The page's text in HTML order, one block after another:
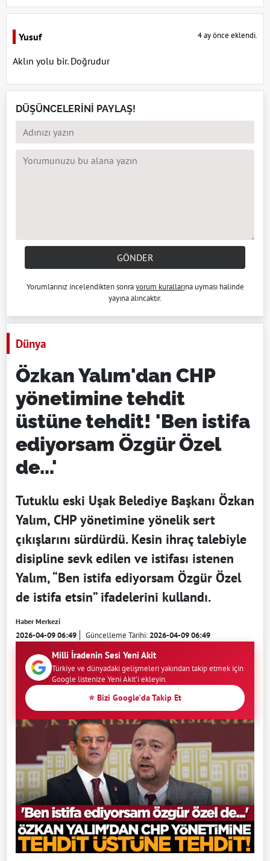
Yusuf 4 ay önce eklendi.
Aklın yolu bir. Doğrudur
DÜŞÜNCELERİNİ PAYLAŞ!
GÖNDER
Yorumlarınız incelendikten sonrayorum kurallarına uyması halinde
yayına alıncaktır.
Dünya
Özkan Yalım'dan CHP
yönetimine tehdit
üstüne tehdit! 'Ben istifa
ediyorsam Özgür Özel
de...'
Tutuklu eski Uşak Belediye Başkanı Özkan
Yalım, CHP yönetimine yönelik sert
çıkışlarını sürdürdü. Kesin ihraç talebiyle
disipline sevk edilen ve istifası istenen
Yalım, “Ben istifa ediyorsam Özgür Özel
de istifa etsin” ifadelerini kullandı.
Haber Merkezi
2026-04-09 06:49 Güncelleme Tarihi:2026-04-09 06:49
Milli İradenin Sesi Yeni Akit
Türkiye ve dünyadaki gelişmeleri yakından takip etmek için
Google listenize Yeni Akit'i ekleyin.
⭐ Bizi Google'da Takip Et